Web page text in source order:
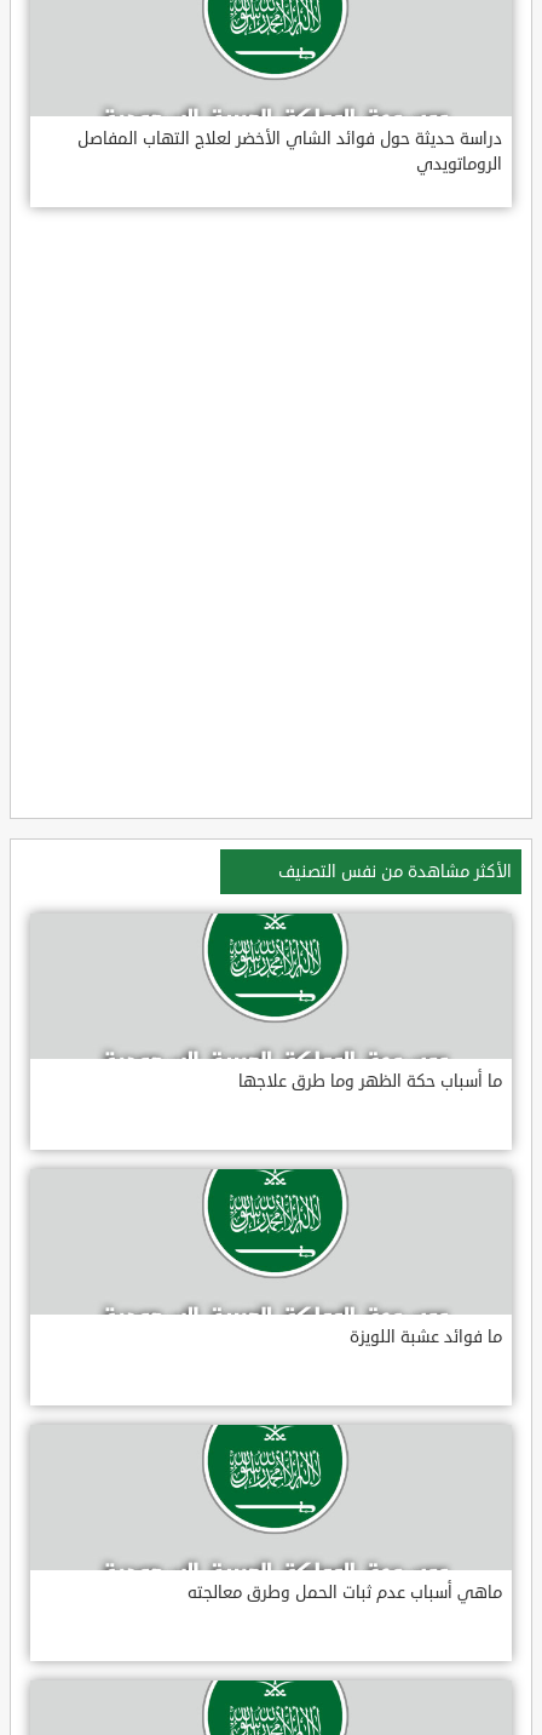
دراسة حديثة حول فوائد الشاي الأخضر لعلاج التهاب المفاصل
الروماتويدي
الأكثر مشاهدة من نفس التصنيف
ما أسباب حكة الظهر وما طرق علاجها
ما فوائد عشبة اللويزة
ماهي أسباب عدم ثبات الحمل وطرق معالجته